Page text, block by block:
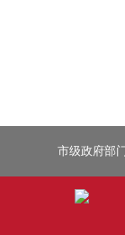
市级政府部